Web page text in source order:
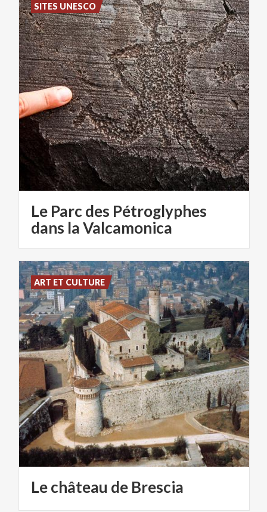
Le Parc des Pétroglyphes
dans la Valcamonica
SITES UNESCO
Lechâteau de Brescia
ART ET CULTURE